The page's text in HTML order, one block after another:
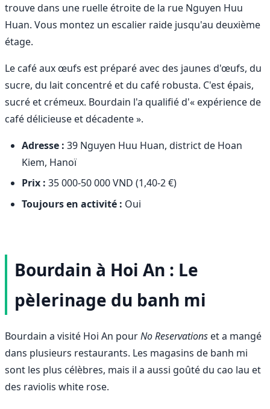
trouve dans une ruelle étroite de la rue Nguyen Huu
Huan. Vous montez un escalier raide jusqu'au deuxième
étage.
Le café aux œufs est préparé avec des jaunes d'œufs, du
sucre, du lait concentré et du café robusta. C'est épais,
sucré et crémeux. Bourdain l'a qualifié d'« expérience de
café délicieuse et décadente ».
Adresse : 39 Nguyen Huu Huan, district de Hoan
Kiem, Hanoï
Prix : 35 000-50 000 VND (1,40-2 €)
Toujours en activité : Oui
Bourdain à Hoi An : Le
pèlerinage du banh mi
Bourdain a visité Hoi An pourNo Reservations et a mangé
dans plusieurs restaurants. Les magasins de banh mi
sont les plus célèbres, mais il a aussi goûté du cao lau et
des raviolis white rose.